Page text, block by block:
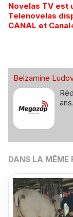
​Novelas TV est
Telenovelas
CANAL et
Belzamine
ans.
DANS LA MÊME